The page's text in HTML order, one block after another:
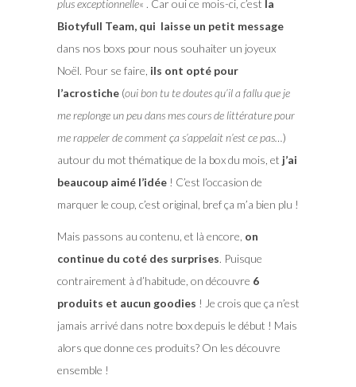
plus exceptionnelle« . Car oui ce mois-ci, c’est la
Biotyfull Team, qui laisse un petit message
dans nos boxs pour nous souhaiter un joyeux
Noël. Pour se faire, ils ont opté pour
l’acrostiche(oui bon tu te doutes qu’il a fallu que je
me replonge un peu dans mes cours de littérature pour
me rappeler de comment ça s’appelait n’est ce pas…)
autour du mot thématique de la box du mois, et j’ai
beaucoup aimé l’idée! C’est l’occasion de
marquer le coup, c’est original, bref ça m’a bien plu !
Mais passons au contenu, et là encore, on
continue du coté des surprises. Puisque
contrairement à d’habitude, on découvre 6
produits et aucun goodies ! Je crois que ça n’est
jamais arrivé dans notre box depuis le début ! Mais
alors que donne ces produits? On les découvre
ensemble !